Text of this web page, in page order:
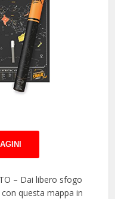
– Dai libero sfogo
questa mappa in